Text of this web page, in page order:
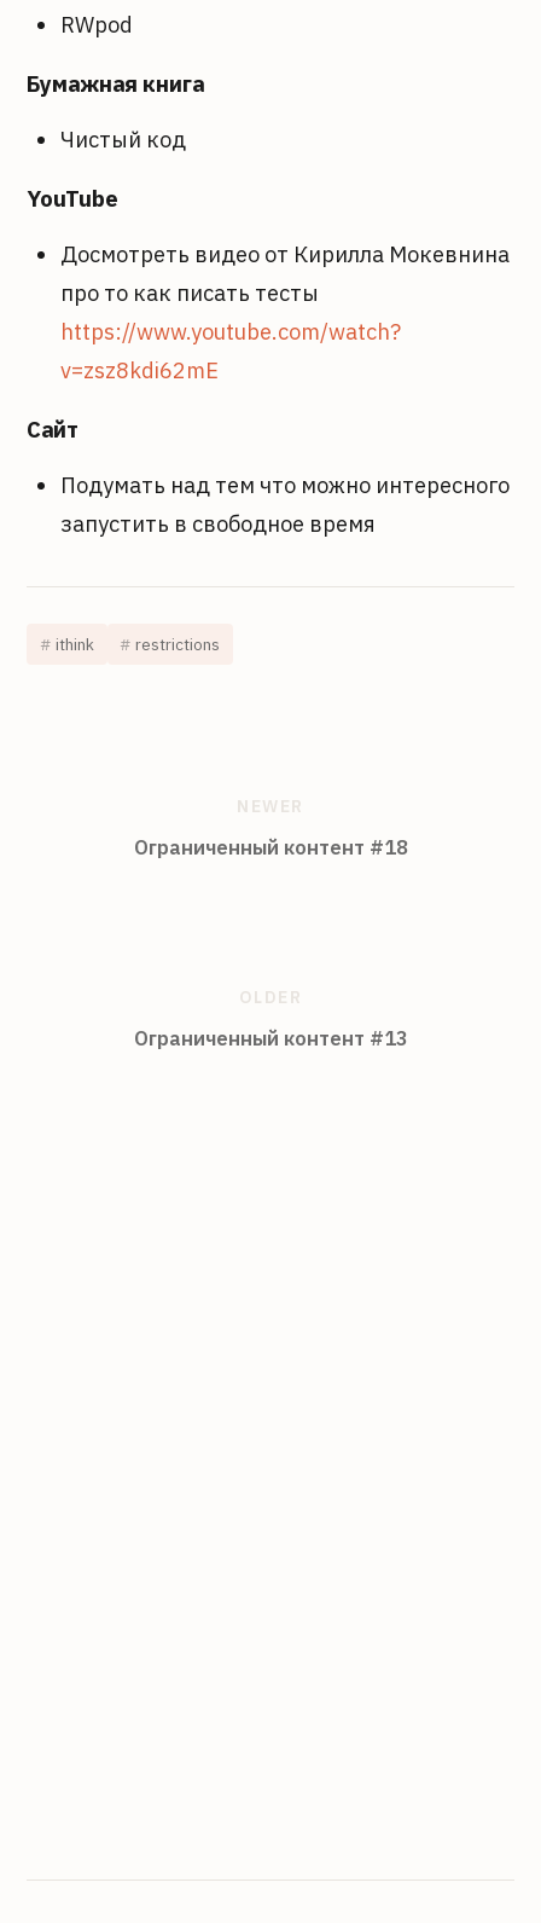
RWpod
Бумажная книга
Чистый код
YouTube
Досмотреть видео от Кирилла Мокевнина
про то как писать тесты
https://www.youtube.com/watch?
v=zsz8kdi62mE
Сайт
Подумать над тем что можно интересного
запустить в свободное время
ithink restrictions
NEWER
Ограниченный контент #18
OLDER
Ограниченный контент #13